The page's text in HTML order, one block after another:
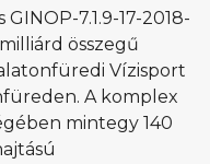
GINOP-7.1.9-17-2018-
összegű
Vízisport
A komplex
mintegy 140